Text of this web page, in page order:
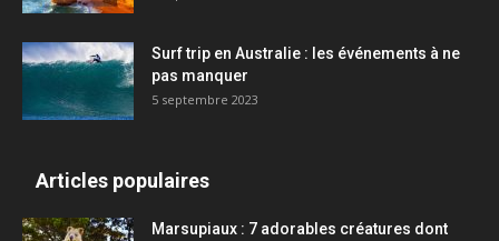
Surf trip en Australie : les événements à ne
pas manquer
5 septembre 2023
Articles populaires
Marsupiaux : 7 adorables créatures dont